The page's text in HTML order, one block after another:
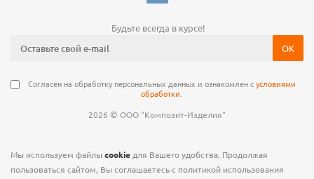
Будьте всегда в курсе!
Согласен на обработку персональных данных и ознакомлен сусловиями
обработки
2026 © ООО "Композит-Изделия"
Мы используем файлы cookie для Вашего удобства. Продолжая
пользоваться сайтом, Вы соглашаетесь с политикой использования